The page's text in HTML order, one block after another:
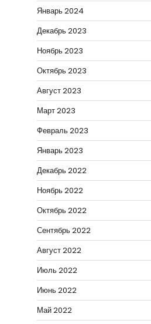
Январь 2024
Декабрь 2023
Ноябрь 2023
Октябрь 2023
Август 2023
Март 2023
Февраль 2023
Январь 2023
Декабрь 2022
Ноябрь 2022
Октябрь 2022
Сентябрь 2022
Август 2022
Июль 2022
Июнь 2022
Май 2022